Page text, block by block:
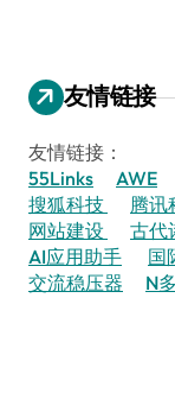
友情链接
友情链接：
55Links
AWE
搜狐科技
腾讯
网站建设
古代
AI应用助手
国
交流稳压器
N